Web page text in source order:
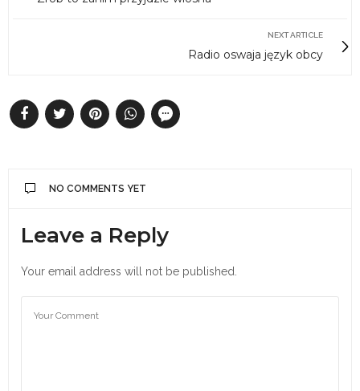
NEXT ARTICLE
Radio oswaja język obcy
NO COMMENTS YET
Leave a Reply
Your email address will not be published.